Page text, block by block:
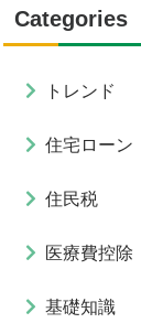
Categories
トレンド
住宅ローン
住民税
医療費控除
基礎知識